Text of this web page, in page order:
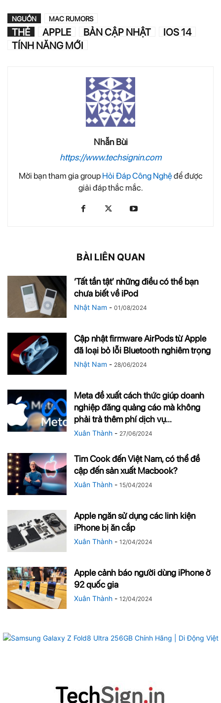
NGUỒN MAC RUMORS
THẺ APPLE BẢN CẬP NHẬT
IOS 14
TÍNH NĂNG MỚI
Nhẫn Bùi
https://www.techsignin.com
Mời bạn tham gia group Hỏi Đáp Công Nghệđể được
giải đáp thắc mắc.
BÀI LIÊN QUAN
‘Tất tần tật’ những điều có thể bạn
chưa biết về iPod
Nhật Nam - 01/08/2024
Cập nhật firmware AirPods từ Apple
đã loại bỏ lỗi Bluetooth nghiêm trọng
Nhật Nam - 28/06/2024
Meta đề xuất cách thức giúp doanh
nghiệp đăng quảng cáo mà không
phải trả thêm phí dịch vụ...
Xuân Thành - 27/06/2024
Tim Cook đến Việt Nam, có thể đề
cập đến sản xuất Macbook?
Xuân Thành - 15/04/2024
Apple ngăn sử dụng các linh kiện
iPhone bị ăn cắp
Xuân Thành - 12/04/2024
Apple cảnh báo người dùng iPhone ở
92 quốc gia
Xuân Thành - 12/04/2024